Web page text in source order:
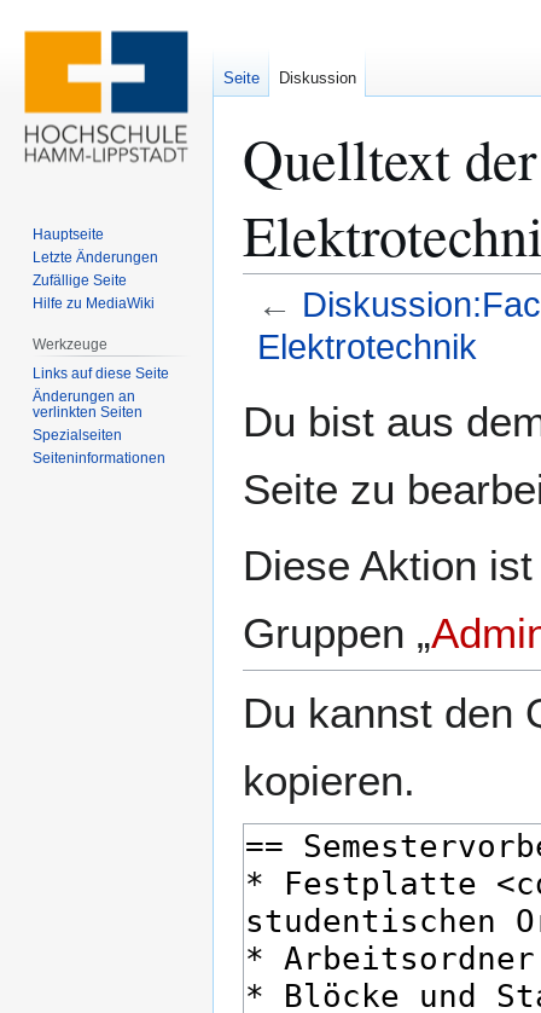
Quelltext
←
Elektrotechnik
Navigation
Suche
Du bist aus
Seite zu
Diese Aktion
Gruppen „
Du kannst den
kopieren.
Seite Diskussion
Hauptseite
Letzte Änderungen
Zufällige Seite
Hilfe zu MediaWiki
Werkzeuge
Links auf diese Seite
Änderungen an
verlinkten Seiten
Spezialseiten
Seiten­­informationen